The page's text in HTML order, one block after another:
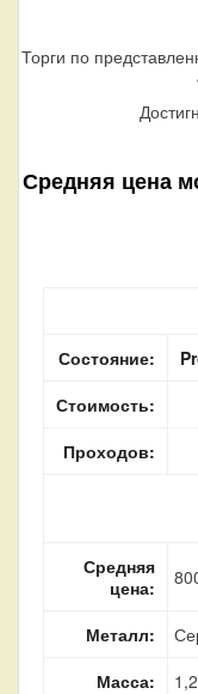
Торги по
Средняя цена
Состояние:
Стоимость:
Проходов:
Средняя
цена:
Металл:
Масса: